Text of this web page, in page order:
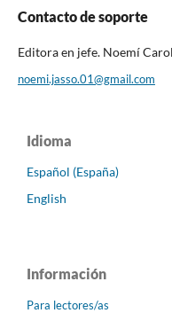
Contacto de soporte
Editora en jefe. Noemí
noemi.jasso.01@gmail.com
Idioma
Español (España)
English
Información
Para lectores/as